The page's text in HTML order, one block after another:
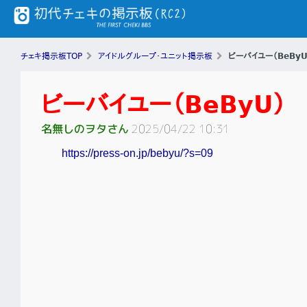
チェキ掲示板TOP アイドルグループ・ユニット掲示板 ビーバイユー（BeByU
ビーバイユー（BeByU）
名無しのヲタさん 2025/04/22 10:31
https://press-on.jp/bebyu/?s=09